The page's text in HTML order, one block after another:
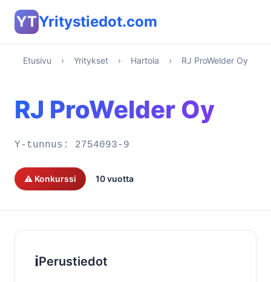
YTYritystiedot.com
Etusivu › Yritykset › Hartola › RJ ProWelder Oy
RJ ProWelder Oy
Y-tunnus: 2754093-9
⚠️ Konkurssi 10 vuotta
ℹ️Perustiedot